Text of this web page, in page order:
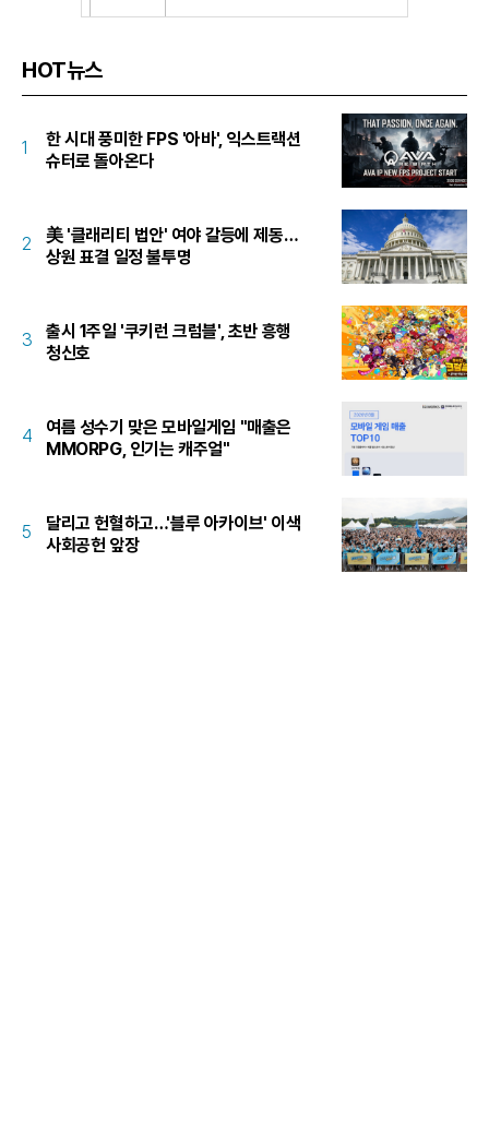
HOT뉴스
1
한 시대 풍미한 FPS '아바', 익스트랙션
슈터로 돌아온다
2
美 '클래리티 법안' 여야 갈등에 제동…
상원 표결 일정 불투명
3
출시 1주일 '쿠키런 크럼블', 초반 흥행
청신호
4
여름 성수기 맞은 모바일게임 "매출은
MMORPG, 인기는 캐주얼"
5
달리고 헌혈하고…'블루 아카이브' 이색
사회공헌 앞장